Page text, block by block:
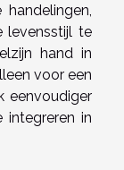
levensstijl te
hand in
voor een
eenvoudiger
in